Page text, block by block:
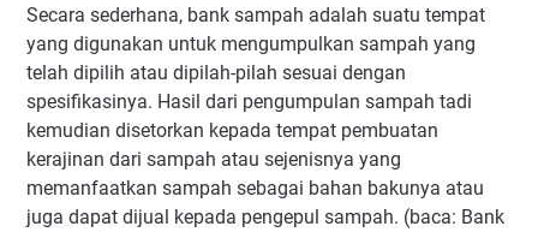
Secara sederhana, bank sampah adalah suatu tempat
yang digunakan untuk mengumpulkan sampah yang
telah dipilih atau dipilah-pilah sesuai dengan
spesifikasinya. Hasil dari pengumpulan sampah tadi
kemudian disetorkan kepada tempat pembuatan
kerajinan dari sampah atau sejenisnya yang
memanfaatkan sampah sebagai bahan bakunya atau
juga dapat dijual kepada pengepul sampah. (baca: Bank